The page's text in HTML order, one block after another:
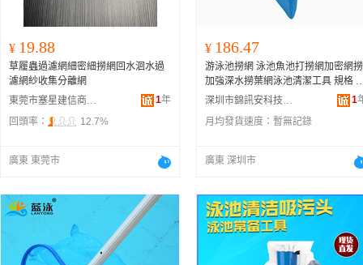
¥ 19.88
草履蟲過濾網細密細撈網回水洄水過
濾網紗收集分離網
東莞市塞星建信商貿有限公司
1年
回頭率：
12.7%
廣東 東莞市
¥ 186.47
游泳池撈網 泳池魚池打撈網加密網撈
加強深水撈葉網泳池清潔工具 規格
款小深水葉網、小深
+新1米伸
縮桿、加強深網不含桿、白色加密型
深水葉網不含桿、加強深網帶3米鋁
深網不含桿、伸縮桿3、伸縮桿5、伸
深圳市錦訊安科技有限公司 1
月均發貨速度： 暫無記錄
廣東 深圳市